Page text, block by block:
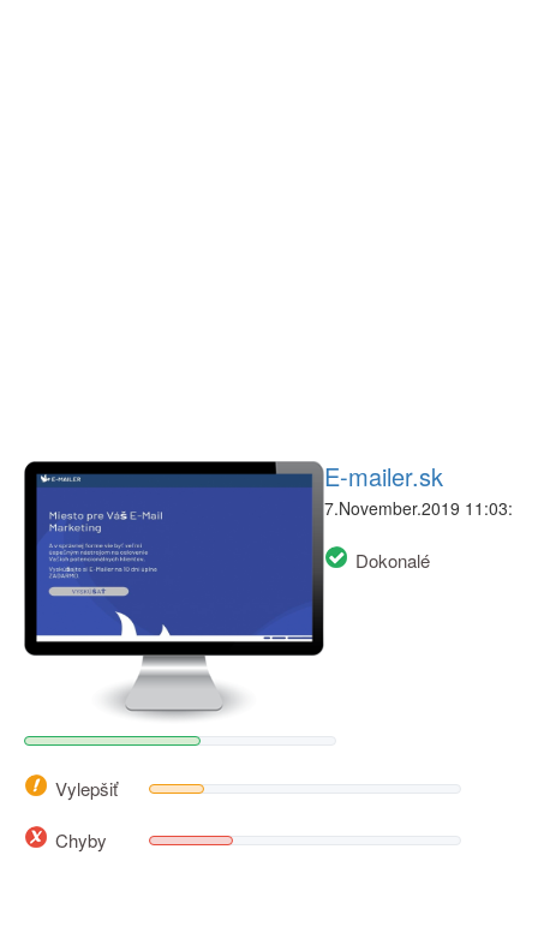
E-mailer.sk
7.November.2019 11:03:
Dokonalé
Vylepšiť
Chyby